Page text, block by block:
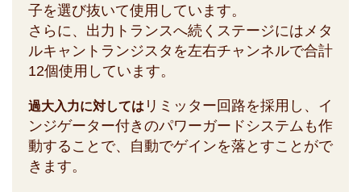
子を選び抜いて使用しています。
さらに、出力トランスへ続くステージにはメタ
ルキャントランジスタを左右チャンネルで合計
12個使用しています。
過大入力に対しては リミッター回路を採用し、イ
ンジゲーター付きのパワーガードシステムも作
動することで、自動でゲインを落とすことがで
きます。